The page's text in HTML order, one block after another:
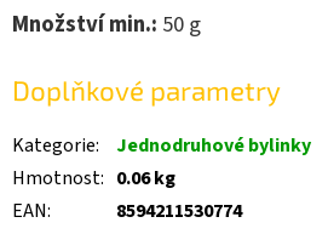
Množství min.: 50g
Doplňkové parametry
Kategorie:
Jednodruhové bylinky
Hmotnost: 0.06 kg
EAN: 8594211530774